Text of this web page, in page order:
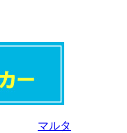
マルタ